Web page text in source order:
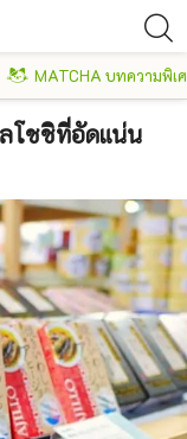
MATCHA บทความพิเ
โชชิที่อัดแน่น